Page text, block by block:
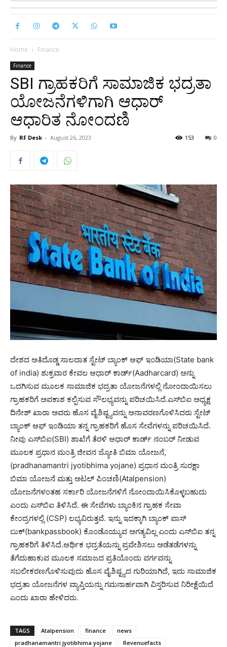
Home Finance
Finance
SBI ಗ್ರಾಹಕರಿಗೆ ಸಾಮಾಜಿಕ ಭದ್ರತಾ
ಯೋಜನೆಗಳಿಗಾಗಿ ಆಧಾರ್
ಆಧಾರಿತ ನೋಂದಣಿ
By RF Desk - August 26, 2023 0
153
ದೇಶದ ಅತಿದೊಡ್ಡ ಸಾಲದಾತ ಸ್ಟೇಟ್ ಬ್ಯಾಂಕ್ ಆಫ್ ಇಂಡಿಯಾ(State bank
of india) ಶುಕ್ರವಾರ ಕೇವಲ ಆಧಾರ್ ಕಾರ್ಡ್(Aadharcard) ಅನ್ನು
ಒದಗಿಸುವ ಮೂಲಕ ಸಾಮಾಜಿಕ ಭದ್ರತಾ ಯೋಜನೆಗಳಲ್ಲಿ ನೋಂದಾಯಿಸಲು
ಗ್ರಾಹಕರಿಗೆ ಅವಕಾಶ ಕಲ್ಪಿಸುವ ಸೌಲಭ್ಯವನ್ನು ಪರಿಚಯಿಸಿದೆ.ಎಸ್‌ಬಿಐ ಅಧ್ಯಕ್ಷ
ದಿನೇಶ್ ಖಾರಾ ಅವರು ಹೊಸ ವೈಶಿಷ್ಟ್ಯವನ್ನು ಅನಾವರಣಗೊಳಿಸಿದರು ಸ್ಟೇಟ್
ಬ್ಯಾಂಕ್ ಆಫ್ ಇಂಡಿಯಾ ತನ್ನ ಗ್ರಾಹಕರಿಗೆ ಹೊಸ ಸೇವೆಗಳನ್ನು ಪರಿಚಯಿಸಿದೆ.
ನೀವು ಎಸ್‌ಬಿಐ(SBI) ಶಾಖೆಗೆ ತೆರಳಿ ಆಧಾರ್ ಕಾರ್ಡ್ ನಂಬರ್ ನೀಡುವ
ಮೂಲಕ ಪ್ರಧಾನ ಮಂತ್ರಿ ಜೀವನ ಜ್ಯೋತಿ ಬಿಮಾ ಯೋಜನೆ,
(pradhanamantri jyotibhima yojane) ಪ್ರಧಾನ ಮಂತ್ರಿ ಸುರಕ್ಷಾ
ಬಿಮಾ ಯೋಜನೆ ಮತ್ತು ಅಟಲ್ ಪಿಂಚಣಿ(Atalpension)
ಯೋಜನೆಗಳಂತಹ ಸರ್ಕಾರಿ ಯೋಜನೆಗಳಿಗೆ ನೋಂದಾಯಿಸಿಕೊಳ್ಳಬಹುದು
ಎಂದು ಎಸ್‌ಬಿಐ ತಿಳಿಸಿದೆ. ಈ ಸೇವೆಗಳು ಬ್ಯಾಂಕಿನ ಗ್ರಾಹಕ ಸೇವಾ
ಕೇಂದ್ರಗಳಲ್ಲಿ (CSP) ಲಭ್ಯವಿರುತ್ತವೆ. ಇನ್ನು ಇದಕ್ಕಾಗಿ ಬ್ಯಾಂಕ್ ಪಾಸ್
ಬುಕ್(bankpassbook) ಕೊಂಡೊಯ್ಯುವ ಅಗತ್ಯವಿಲ್ಲ ಎಂದು ಎಸ್‌ಬಿಐ ತನ್ನ
ಗ್ರಾಹಕರಿಗೆ ತಿಳಿಸಿದೆ.ಆರ್ಥಿಕ ಭದ್ರತೆಯನ್ನು ಪ್ರವೇಶಿಸಲು ಅಡೆತಡೆಗಳನ್ನು
ತೆಗೆದುಹಾಕುವ ಮೂಲಕ ಸಮಾಜದ ಪ್ರತಿಯೊಂದು ವರ್ಗವನ್ನು
ಸಬಲೀಕರಣಗೊಳಿಸುವುದು ಹೊಸ ವೈಶಿಷ್ಟ್ಯದ ಗುರಿಯಾಗಿದೆ, ಇದು ಸಾಮಾಜಿಕ
ಭದ್ರತಾ ಯೋಜನೆಗಳ ವ್ಯಾಪ್ತಿಯನ್ನು ಗಮನಾರ್ಹವಾಗಿ ವಿಸ್ತರಿಸುವ ನಿರೀಕ್ಷೆಯಿದೆ
ಎಂದು ಖಾರಾ ಹೇಳಿದರು.
TAGS Atalpension finance
news
pradhanamantri jyotibhima yojane
Revenuefacts